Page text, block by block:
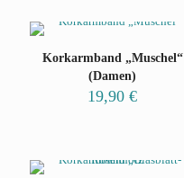
Korkarmband „Muschel“
(Damen)
19,90€